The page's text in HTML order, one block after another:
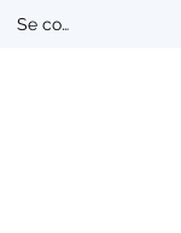
Se connecter